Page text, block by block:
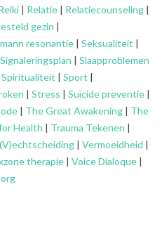
| Relatie | Relatiecounseling |
gezin |
resonantie | Seksualiteit |
Signaleringsplan | Slaapproblemen
Spiritualiteit | Sport |
| Stress | Suïcide preventie |
| The Great Awakening | The
Health | Trauma Tekenen |
(V)echtscheiding | Vermoeidheid |
therapie | Voice Dialoque |